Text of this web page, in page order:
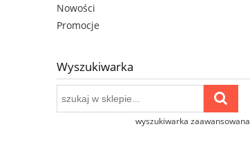
Nowości
Promocje
Wyszukiwarka
wyszukiwarka zaawansowana